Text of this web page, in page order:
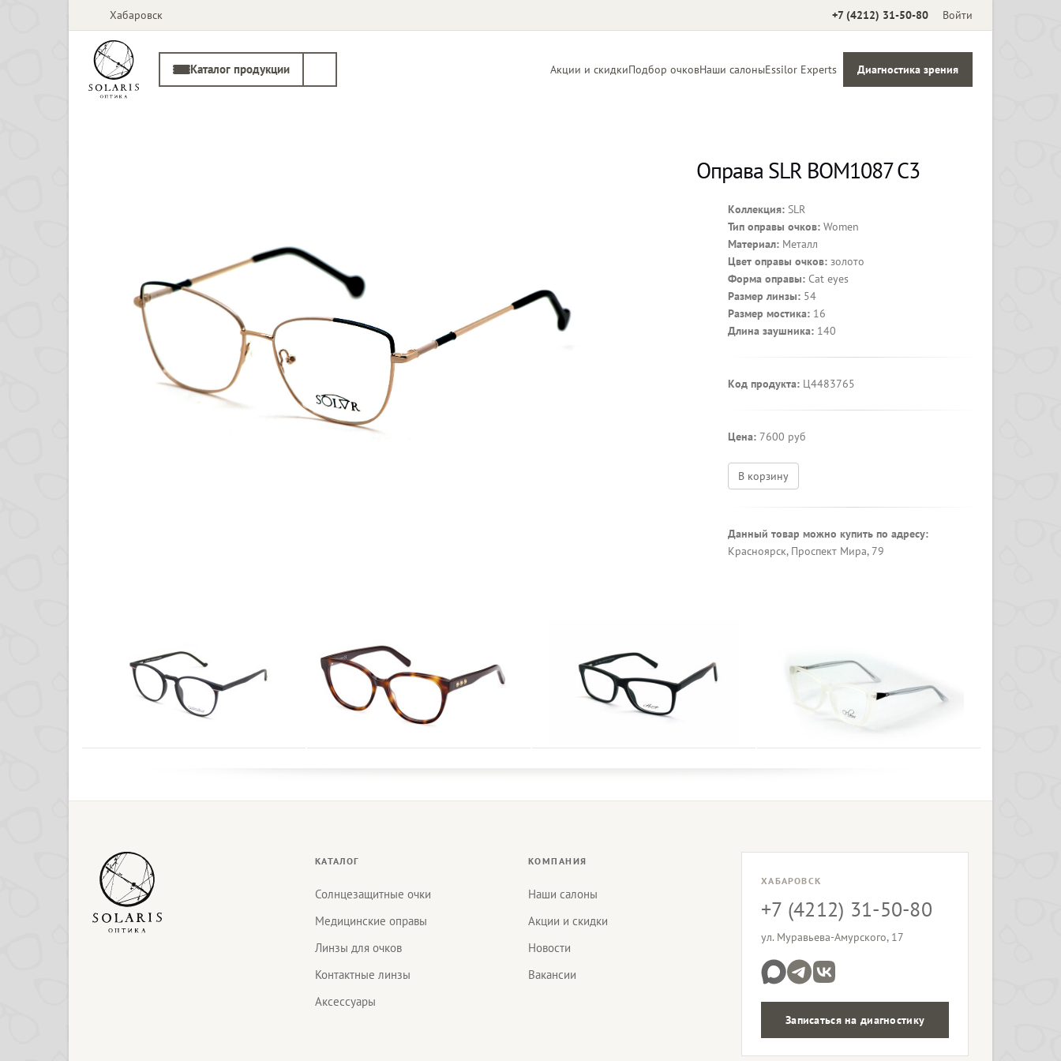
Хабаровск +7 (4212) 31-50-80 Войти
Каталог продукции Акции и скидкиПодбор очковНаши салоныEssilor Experts Диагностика зрения
Оправа SLR BOM1087 C3
Коллекция: SLR
Тип оправы очков: Women
Материал: Металл
Цвет оправы очков: золото
Форма оправы: Cat eyes
Размер линзы: 54
Размер мостика: 16
Длина заушника: 140
Код продукта: Ц4483765
Цена: 7600 руб
В корзину
Данный товар можно купить по адресу:
Красноярск, Проспект Мира, 79
КАТАЛОГ
Солнцезащитные очки
Медицинские оправы
Линзы для очков
Контактные линзы
Аксессуары
КОМПАНИЯ
Наши салоны
Акции и скидки
Новости
Вакансии
ХАБАРОВСК
+7 (4212) 31-50-80
ул. Муравьева-Амурского, 17
Записаться на диагностику